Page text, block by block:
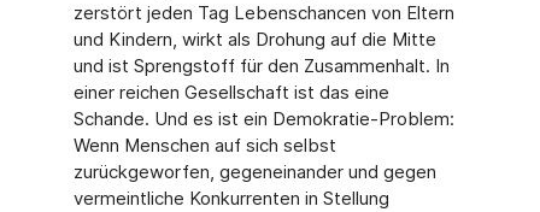
zerstört jeden Tag Lebenschancen von Eltern
und Kindern, wirkt als Drohung auf die Mitte
und ist Sprengstoff für den Zusammenhalt. In
einer reichen Gesellschaft ist das eine
Schande. Und es ist ein Demokratie-Problem:
Wenn Menschen auf sich selbst
zurückgeworfen, gegeneinander und gegen
vermeintliche Konkurrenten in Stellung